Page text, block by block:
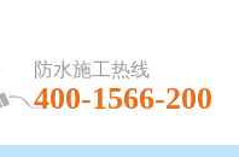
防水施工热线
400-1566-200